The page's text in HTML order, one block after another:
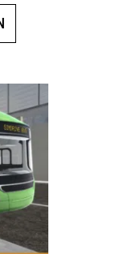
auf.
Die
Optionen
können
auf
der
Produktseite